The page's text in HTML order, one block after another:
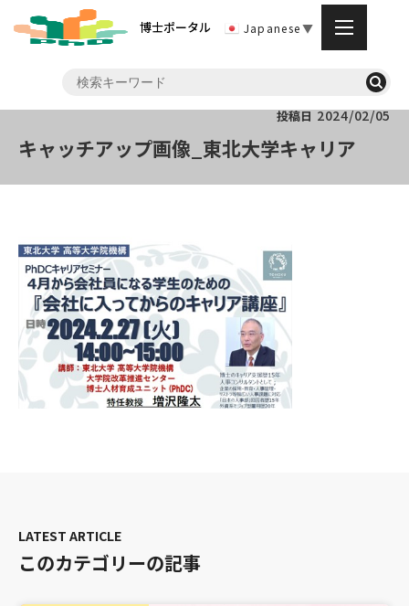
博士ポータル Japanese▼
投稿日 2024/02/05
キャッチアップ画像_東北大学キャリア
このカテゴリーの記事